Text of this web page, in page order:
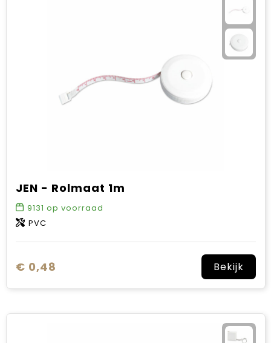
JEN - Rolmaat 1m
9131 op voorraad
PVC
€ 0,48 Bekijk